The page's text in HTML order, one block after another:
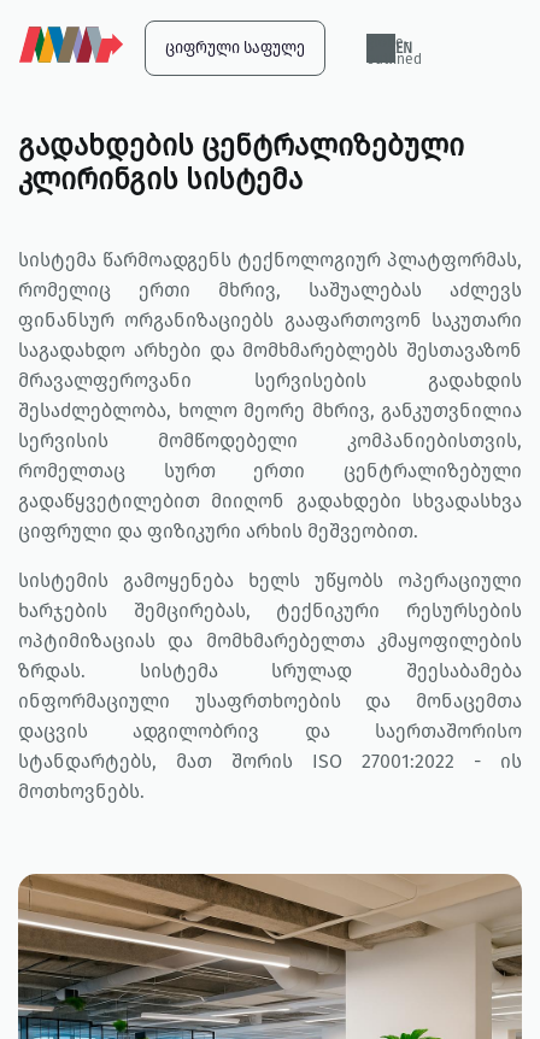
ᲪᲘᲤᲠᲣᲚᲘ ᲡᲐᲤᲣᲚᲔ
globe-
outlined
EN
გადახდების ცენტრალიზებული
კლირინგის სისტემა
სისტემა წარმოადგენს ტექნოლოგიურ პლატფორმას,
რომელიც ერთი მხრივ, საშუალებას აძლევს
ფინანსურ ორგანიზაციებს გააფართოვონ საკუთარი
საგადახდო არხები და მომხმარებლებს შესთავაზონ
მრავალფეროვანი სერვისების გადახდის
შესაძლებლობა, ხოლო მეორე მხრივ, განკუთვნილია
სერვისის მომწოდებელი კომპანიებისთვის,
რომელთაც სურთ ერთი ცენტრალიზებული
გადაწყვეტილებით მიიღონ გადახდები სხვადასხვა
ციფრული და ფიზიკური არხის მეშვეობით.
სისტემის გამოყენება ხელს უწყობს ოპერაციული
ხარჯების შემცირებას, ტექნიკური რესურსების
ოპტიმიზაციას და მომხმარებელთა კმაყოფილების
ზრდას. სისტემა სრულად შეესაბამება
ინფორმაციული უსაფრთხოების და მონაცემთა
დაცვის ადგილობრივ და საერთაშორისო
სტანდარტებს, მათ შორის ISO 27001:2022 - ის
მოთხოვნებს.